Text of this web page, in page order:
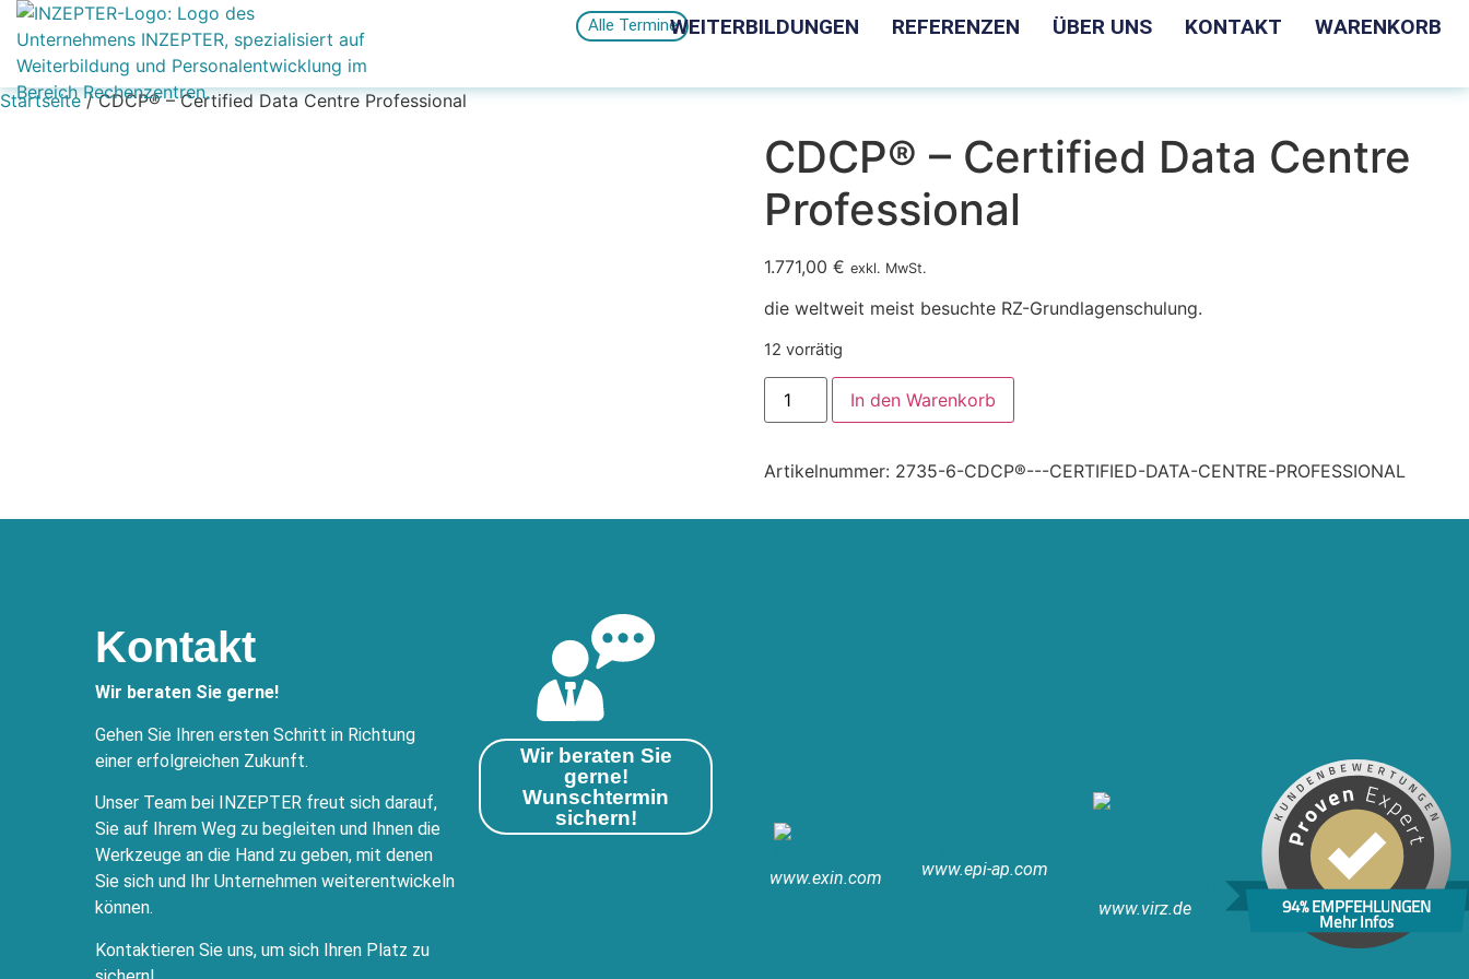
WEITERBILDUNGEN REFERENZEN ÜBER UNS KONTAKT WARENKORB
Alle Termine
Startseite/ CDCP® – Certified Data Centre Professional
CDCP® – Certified Data Centre
Professional
1.771,00 € exkl. MwSt.
die weltweit meist besuchte RZ-Grundlagenschulung.
12 vorrätig
In den Warenkorb
Artikelnummer: 2735-6-CDCP®---CERTIFIED-DATA-CENTRE-PROFESSIONAL
Kontakt
Wir beraten Sie gerne!
Gehen Sie Ihren ersten Schritt in Richtung
einer erfolgreichen Zukunft.
Unser Team bei INZEPTER freut sich darauf,
Sie auf Ihrem Weg zu begleiten und Ihnen die
Werkzeuge an die Hand zu geben, mit denen
Sie sich und Ihr Unternehmen weiterentwickeln
können.
Kontaktieren Sie uns, um sich Ihren Platz zu
Wir beraten Sie
gerne!
Wunschtermin
sichern!
www.exin.com
www.epi-ap.com
www.virz.de
94% EMPFEHLUNGEN
Mehr Infos